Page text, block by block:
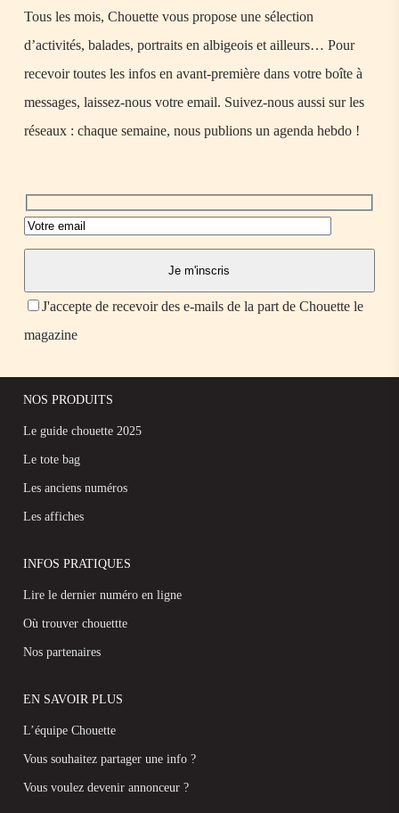
Tous les mois, Chouette vous propose une sélection
d’activités, balades, portraits en albigeois et ailleurs… Pour
recevoir toutes les infos en avant-première dans votre boîte à
messages, laissez-nous votre email. Suivez-nous aussi sur les
réseaux : chaque semaine, nous publions un agenda hebdo !
J'accepte de recevoir des e-mails de la part de Chouette le
magazine
NOS PRODUITS
Le guide chouette 2025
Le tote bag
Les anciens numéros
Les affiches
INFOS PRATIQUES
Lire le dernier numéro en ligne
Où trouver chouettte
Nos partenaires
EN SAVOIR PLUS
L’équipe Chouette
Vous souhaitez partager une info ?
Vous voulez devenir annonceur ?